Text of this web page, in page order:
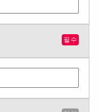
필수